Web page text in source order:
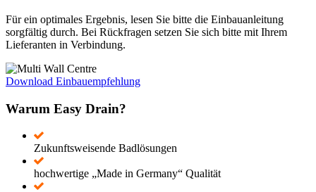
Für ein optimales Ergebnis, lesen Sie bitte die Einbauanleitung
sorgfältig durch. Bei Rückfragen setzen Sie sich bitte mit Ihrem
Lieferanten in Verbindung.
Download Einbauempfehlung
Warum Easy Drain?
Zukunftsweisende Badlösungen
hochwertige „Made in Germany“ Qualität